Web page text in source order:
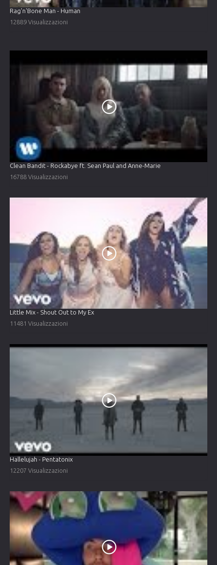
Rag'n'Bone Man - Human
12889 Visualizzazioni
Clean Bandit - Rockabye ft. Sean Paul and Anne-Marie
16788 Visualizzazioni
Little Mix - Shout Out to My Ex
11481 Visualizzazioni
Hallelujah - Pentatonix
12207 Visualizzazioni